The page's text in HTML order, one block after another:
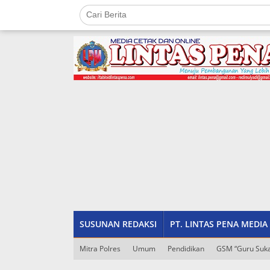
SUSUNAN REDAKSI PT. LINTAS PENA MEDIA
Mitra Polres Umum Pendidikan GSM “Guru